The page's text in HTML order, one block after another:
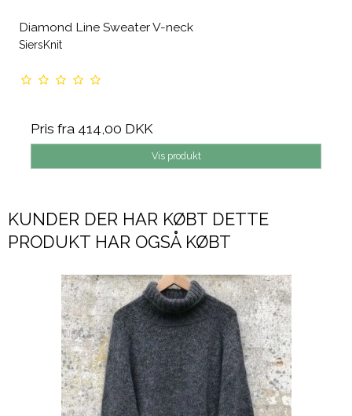
Diamond Line Sweater V-neck
SiersKnit
Pris fra 414,00 DKK
Vis produkt
KUNDER DER HAR KØBT DETTE
PRODUKT HAR OGSÅ KØBT